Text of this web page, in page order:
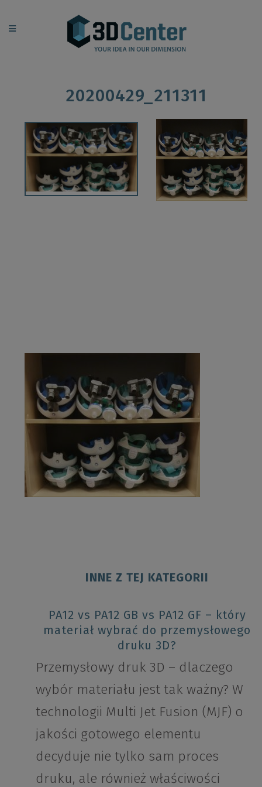
20200429_211311
INNE Z TEJ KATEGORII
PA12 vs PA12 GB vs PA12 GF – który
materiał wybrać do przemysłowego
druku 3D?
Przemysłowy druk 3D – dlaczego
wybór materiału jest tak ważny? W
technologii Multi Jet Fusion (MJF) o
jakości gotowego elementu
decyduje nie tylko sam proces
druku, ale również właściwości